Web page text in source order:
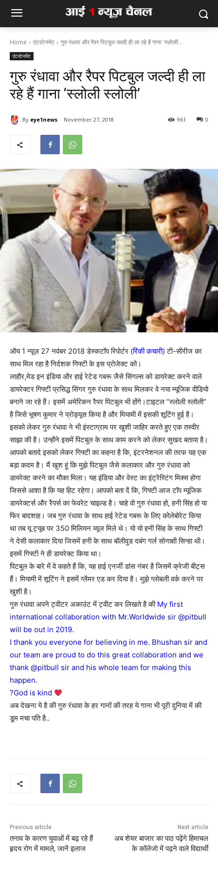
Home एंटरटेनमेंट गुरु रंधावा और रैपर पिटबुल जल्दी ही ला रहे हैं गाना 'स्लोली...
एंटरटेनमेंट
गुरु रंधावा और रैपर पिटबुल जल्दी ही ला
रहे हैं गाना ‘स्लोली स्लोली’
By eye1news November 27, 2018 0
961
ऑय 1 न्यूज़ 27 नवंबर 2018 डेस्कटॉप रिपोर्टर (रिंकी कचारी) टी-सीरीज का
साथ मिल रहा है निर्दशक गिफ्टी के इस प्रोजेक्ट को।
लाहौर,मेड इन इंडिया और हाई रेटेड गबरू जैसे सिंगल्स को डायरेक्ट करने वाले
डायरेक्टर गिफ्टी प्रसिद्ध सिंगर गुरु रंधावा के साथ मिलकर वे नया म्यूजिक वीडियो
बनाने जा रहे हैं। इसमें अमेरिकन रैपर पिटबुल भी होंगे।टाइटल ”स्लोली स्लोली”
है जिसे भूषण कुमार ने प्रोड्यूस किया है और मियामी में इसकी शूटिंग हुई है।
इसको लेकर गुरु रंधावा ने भी इंस्टाग्राम पर खुशी जाहिर करते हुए एक तस्वीर
साझा की है। उन्होंने इसमें पिटबुल के साथ काम करने को लेकर सुखद बताया है।
आपको बतादे इसको लेकर गिफ्टी का कहना है कि, इंटरनेशनल की तरफ यह एक
बड़ा कदम है। मैं खुश हूं कि मुझे पिटबुल जैसे कलाकार और गुरु रंधावा को
डायरेक्ट करने का मौका मिला। यह इंडिया और वेस्ट का इंट्रेस्टिंग मिक्स होगा
जिससे आशा है कि यह हिट रहेगा। आपको बता दें कि, गिफ्टी आज टॉप म्यूजिक
डायरेक्टर्स और रैपर्स का फेवरेट चाइल्ड है। चाहे वो गुरु रंधावा हो, हनी सिंह हो या
फिर बादशाह। जब गुरु रंधावा के साथ हाई रेटेड गबरू के लिए कोलेबोरेट किया
था तब यू ट्यूब पर 350 मिलियन व्यूज मिले थे। यो यो हनी सिंह के साथ गिफ्टी
ने देसी कलाकार दिया जिसमें हनी के साथ बॉलीवुड दबंग गर्ल सोनाक्षी सिन्हा थी।
इसमें गिफ्टी ने ही डायरेक्ट किया था।
पिटबुल के बारे में वे कहते हैं कि, यह हाई एनर्जी डांस नंबर है जिसमें क्रेजी बीट्स
हैं। मियामी में शूटिंग ने इसमें ग्लैमर एड कर दिया है। मुझे ग्लोबली वर्क करने पर
खुशी है।
गुरु रंधावा अपने ट्वीटर अकाउंट में ट्वीट कर लिखते है की My first
international collaboration with Mr.Worldwide sir @pitbull
will be out in 2019.
I thank you everyone for believing in me. Bhushan sir and
our team are proud to do this great collaboration and we
thank @pitbull sir and his whole team for making this
happen.
?God is kind
अब देखना ये है की गुरु रंधावा के हर गानों की तरह ये गाना भी पूरी दुनिया में की
डूम मचा पति है..
Previous article
तनाव के कारण युवाओं में बढ़ रहे हैं
हृदय रोग में मामले, जानें इलाज
Next article
अब शेयर बाजार का पाठ पढ़ेंगे हिमाचल
के कॉलेजो में पढ़ने वाले विद्यार्थी